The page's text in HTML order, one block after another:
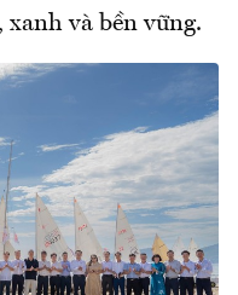
và bền vững.